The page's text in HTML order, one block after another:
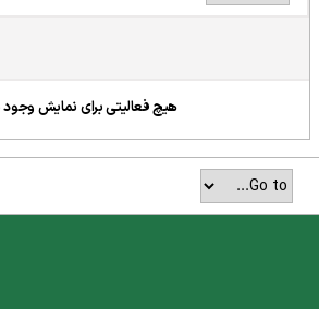
هیچ فعالیتی برای نمایش وجود